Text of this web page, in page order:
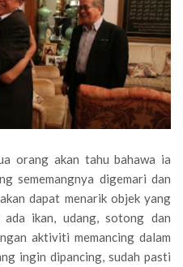
orang akan tahu bahawa ia
sememangnya digemari dan
dapat menarik objek yang
ikan, udang, sotong dan
aktiviti memancing dalam
ingin dipancing, sudah pasti